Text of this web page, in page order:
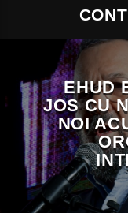
EHUD
JOS CU
NOI